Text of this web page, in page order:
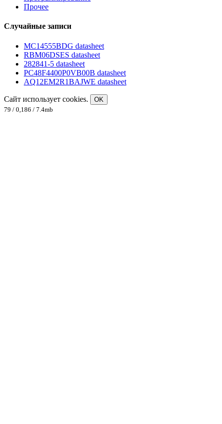
Прочее
Случайные записи
MC14555BDG datasheet
RBM06DSES datasheet
282841-5 datasheet
PC48F4400P0VB00B datasheet
AQ12EM2R1BAJWE datasheet
Сайт использует cookies.
OK
79 / 0,186 / 7.4mb